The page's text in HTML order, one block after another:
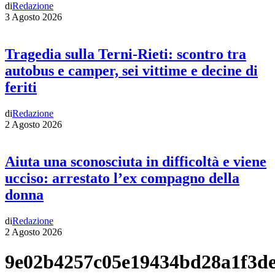
diRedazione
3 Agosto 2026
Tragedia sulla Terni-Rieti: scontro tra
autobus e camper, sei vittime e decine di
feriti
diRedazione
2 Agosto 2026
Aiuta una sconosciuta in difficoltà e viene
ucciso: arrestato l’ex compagno della
donna
diRedazione
2 Agosto 2026